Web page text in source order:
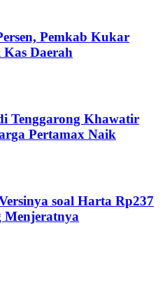
Pemkab Kukar
Kas Daerah
Tenggarong Khawatir
Pertamax Naik
soal Harta Rp237
Menjeratnya